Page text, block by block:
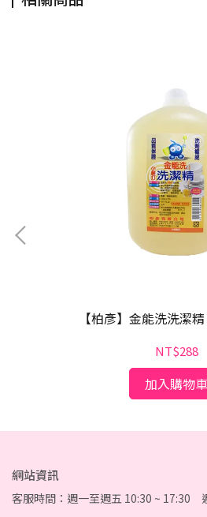
【柏彥】金能洗洗潔
NT$288
加入購物車
網站資訊
客服時間：週一至週五 10:30 ~ 17:30